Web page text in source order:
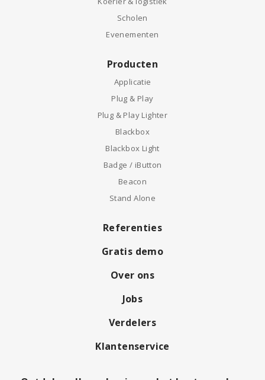
Scholen
Evenementen
Producten
Applicatie
Plug & Play
Plug & Play Lighter
Blackbox
Blackbox Light
Badge / iButton
Beacon
Stand Alone
Referenties
Gratis demo
Over ons
Jobs
Verdelers
Klantenservice